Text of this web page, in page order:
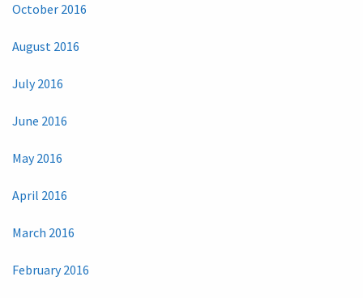
October 2016
August 2016
July 2016
June 2016
May 2016
April 2016
March 2016
February 2016